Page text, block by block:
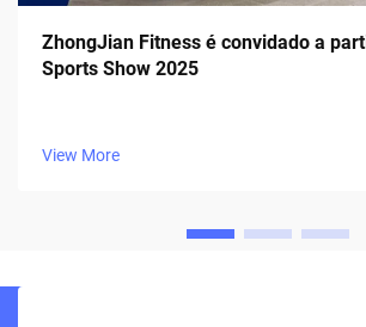
ZhongJian Fitness é convidado a
Sports Show 2025
View More